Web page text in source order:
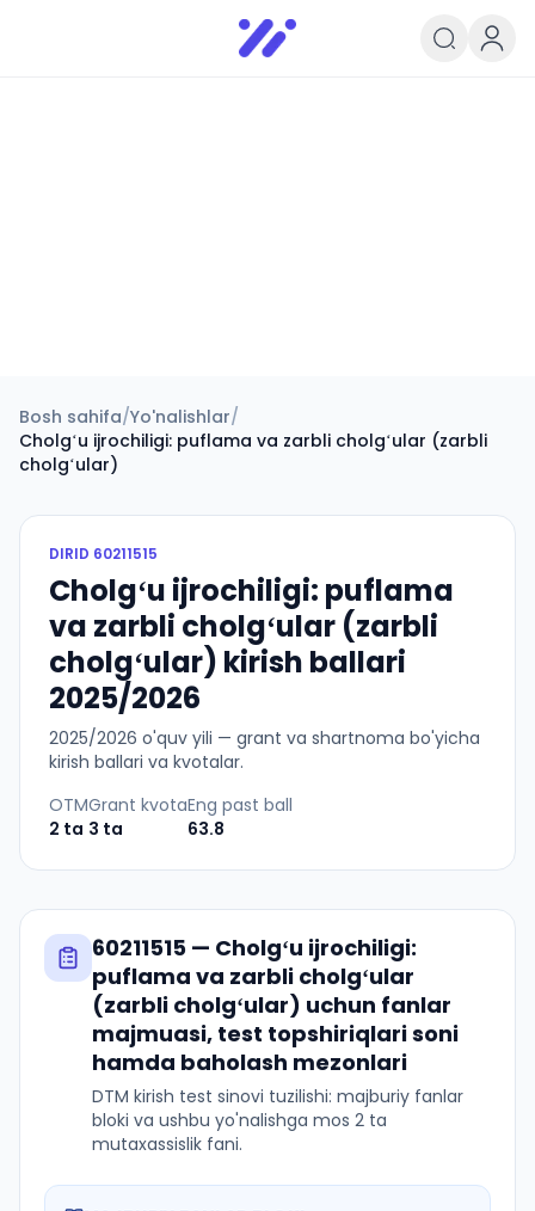
Infoedu
Ta&#039;lim xabarlari va
Bosh sahifa/Yo'nalishlar/
Cholgʻu ijrochiligi: puflama va zarbli cholgʻular (zarbli
cholgʻular)
DIRID 60211515
Cholgʻu ijrochiligi: puflama
va zarbli cholgʻular (zarbli
cholgʻular) kirish ballari
2025/2026
2025/2026 o'quv yili — grant va shartnoma bo'yicha
kirish ballari va kvotalar.
OTM
2 ta
Grant kvota
3 ta
Eng past ball
63.8
60211515 — Cholgʻu ijrochiligi:
puflama va zarbli cholgʻular
(zarbli cholgʻular) uchun fanlar
majmuasi, test topshiriqlari soni
hamda baholash mezonlari
DTM kirish test sinovi tuzilishi: majburiy fanlar
bloki va ushbu yo'nalishga mos 2 ta
mutaxassislik fani.